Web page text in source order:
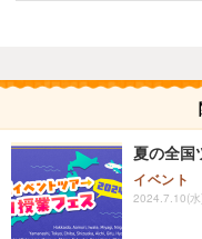
夏の全国
イベント
2024.7.10(